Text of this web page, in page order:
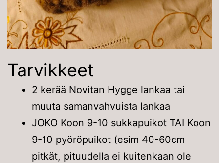
Tarvikkeet
2 kerää Novitan Hygge lankaa tai
muuta samanvahvuista lankaa
JOKO Koon 9-10 sukkapuikot TAI Koon
9-10 pyöröpuikot (esim 40-60cm
pitkät, pituudella ei kuitenkaan ole